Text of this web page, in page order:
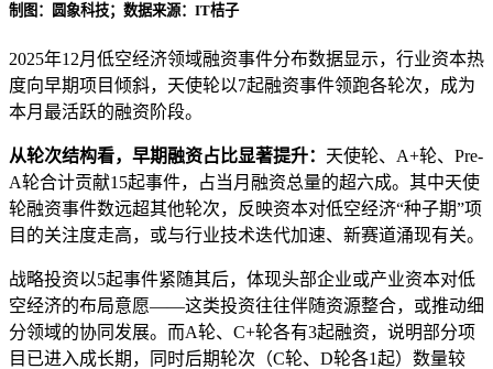
制图：圆象科技；数据来源：IT桔子
2025年12月低空经济领域融资事件分布数据显示，行业资本热
度向早期项目倾斜，天使轮以7起融资事件领跑各轮次，成为
本月最活跃的融资阶段。
从轮次结构看，早期融资占比显著提升： 天使轮、A+轮、Pre-
A轮合计贡献15起事件，占当月融资总量的超六成。其中天使
轮融资事件数远超其他轮次，反映资本对低空经济“种子期”项
目的关注度走高，或与行业技术迭代加速、新赛道涌现有关。
战略投资以5起事件紧随其后，体现头部企业或产业资本对低
空经济的布局意愿——这类投资往往伴随资源整合，或推动细
分领域的协同发展。而A轮、C+轮各有3起融资，说明部分项
目已进入成长期，同时后期轮次（C轮、D轮各1起）数量较